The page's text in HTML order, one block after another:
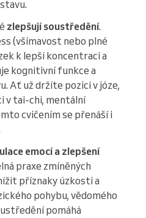
zlepšují soustředění.
(všímavost nebo plné
k lepší koncentraci a
kognitivní funkce a
Ať už držíte pozici v józe,
v tai-chi, mentální
cvičením se přenáší i
emocí a zlepšení
praxe zmíněných
příznaky úzkosti a
pohybu, vědomého
pomáhá